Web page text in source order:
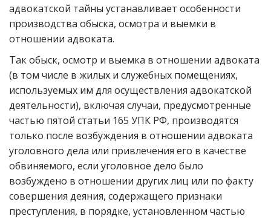
адвокатской тайны устанавливает особенности
производства обыска, осмотра и выемки в
отношении адвоката.
Так обыск, осмотр и выемка в отношении адвоката
(в том числе в жилых и служебных помещениях,
используемых им для осуществления адвокатской
деятельности), включая случаи, предусмотренные
частью пятой статьи 165 УПК РФ, производятся
только после возбуждения в отношении адвоката
уголовного дела или привлечения его в качестве
обвиняемого, если уголовное дело было
возбуждено в отношении других лиц или по факту
совершения деяния, содержащего признаки
преступления, в порядке, установленном частью